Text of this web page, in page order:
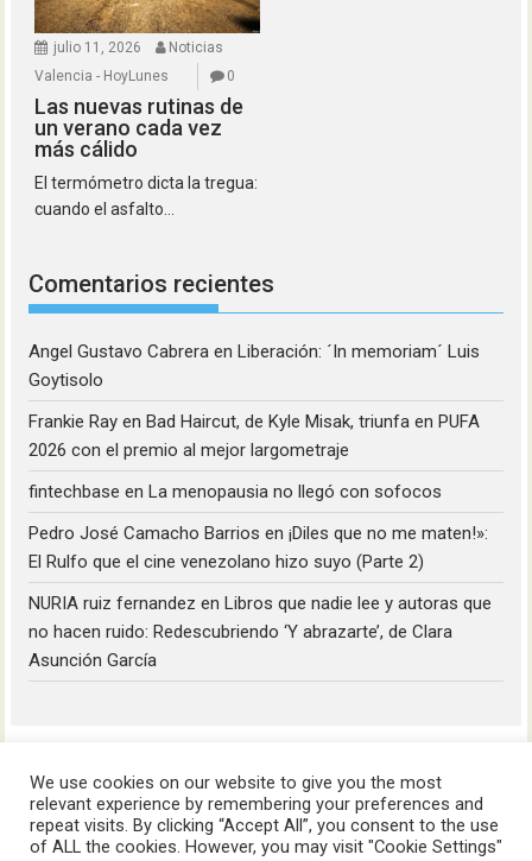
julio 11, 2026
Noticias
Valencia - HoyLunes
0
Las nuevas rutinas de
un verano cada vez
más cálido
El termómetro dicta la tregua:
cuando el asfalto...
Comentarios recientes
Angel Gustavo Cabrera enLiberación: ´In memoriam´ Luis
Goytisolo
Frankie Ray enBad Haircut, de Kyle Misak, triunfa en PUFA
2026 con el premio al mejor largometraje
fintechbase enLa menopausia no llegó con sofocos
Pedro José Camacho Barrios en¡Diles que no me maten!»:
El Rulfo que el cine venezolano hizo suyo (Parte 2)
NURIA ruiz fernandez enLibros que nadie lee y autoras que
no hacen ruido: Redescubriendo ‘Y abrazarte’, de Clara
Asunción García
We use cookies on our website to give you the most
relevant experience by remembering your preferences and
repeat visits. By clicking “Accept All”, you consent to the use
of ALL the cookies. However, you may visit "Cookie Settings"